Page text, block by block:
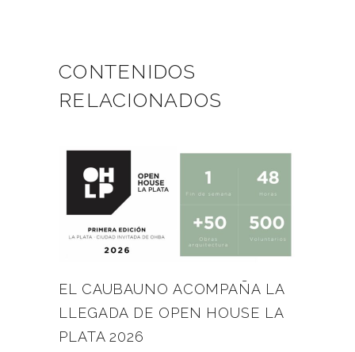
CONTENIDOS
RELACIONADOS
EL CAUBAUNO ACOMPAÑA LA
LLEGADA DE OPEN HOUSE LA
PLATA 2026